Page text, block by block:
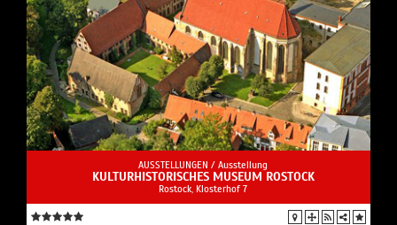
AUSSTELLUNGEN / Ausstellung
KULTURHISTORISCHES MUSEUM ROSTOCK
Rostock, Klosterhof 7